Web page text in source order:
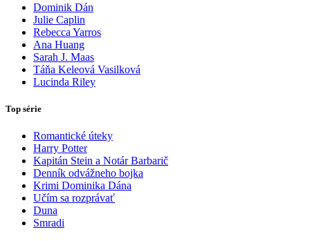
Dominik Dán
Julie Caplin
Rebecca Yarros
Ana Huang
Sarah J. Maas
Táňa Keleová Vasilková
Lucinda Riley
Top série
Romantické úteky
Harry Potter
Kapitán Stein a Notár Barbarič
Denník odvážneho bojka
Krimi Dominika Dána
Učím sa rozprávať
Duna
Smradi